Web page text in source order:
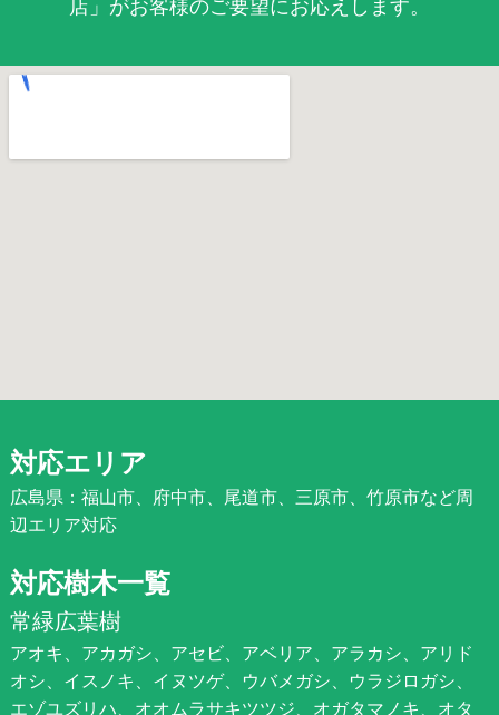
店」がお客様のご要望にお応えします。
対応エリア
広島県：福山市、府中市、尾道市、三原市、竹原市など周
辺エリア対応
対応樹木一覧
常緑広葉樹
アオキ、アカガシ、アセビ、アベリア、アラカシ、アリド
オシ、イスノキ、イヌツゲ、ウバメガシ、ウラジロガシ、
エゾユズリハ、オオムラサキツツジ、オガタマノキ、オタ